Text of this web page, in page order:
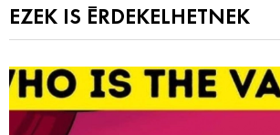
EZEK IS ÉRDEKELHETNEK